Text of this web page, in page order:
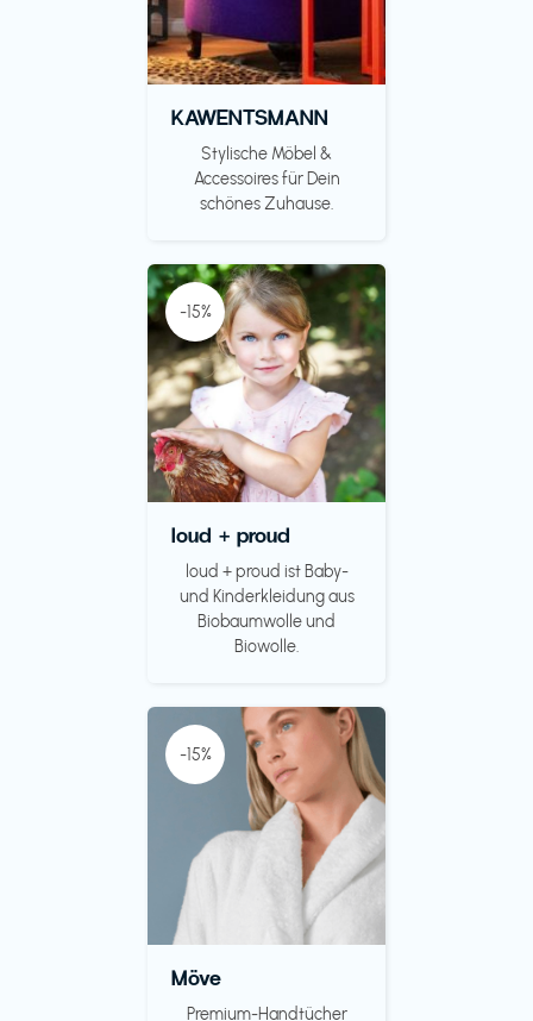
KAWENTSMANN
Stylische Möbel &
Accessoires für Dein
schönes Zuhause.
-15%
loud + proud
loud + proud ist Baby-
und Kinderkleidung aus
Biobaumwolle und
Biowolle.
-15%
Möve
Premium-Handtücher